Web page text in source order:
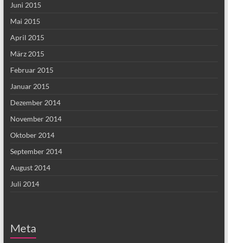
Juni 2015
Mai 2015
April 2015
März 2015
Februar 2015
Januar 2015
Dezember 2014
November 2014
Oktober 2014
September 2014
August 2014
Juli 2014
Meta